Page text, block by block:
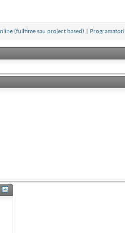
(fulltime sau project based) Programatori